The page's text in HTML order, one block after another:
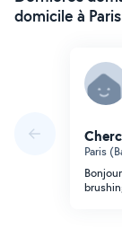
domicile à
Paris